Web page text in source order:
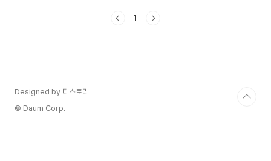
보았다. 어디선가 한 여자가 확성기를 입에 대고 지르던 고함이 나의 귓가에 선
1
Designed by 티스토리
© Daum Corp.